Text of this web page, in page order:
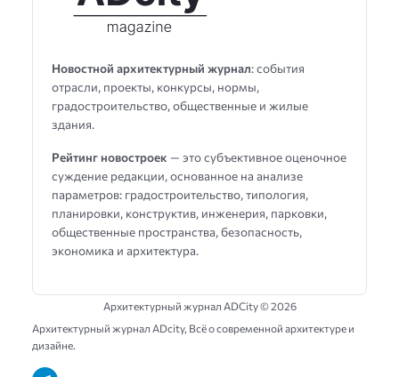
Новостной архитектурный журнал: события
отрасли, проекты, конкурсы, нормы,
градостроительство, общественные и жилые
здания.
Рейтинг новостроек — это субъективное оценочное
суждение редакции, основанное на анализе
параметров: градостроительство, типология,
планировки, конструктив, инженерия, парковки,
общественные пространства, безопасность,
экономика и архитектура.
Архитектурный журнал ADCity ©2026
Архитектурный журнал ADсity, Всё о современной архитектуре и
дизайне.